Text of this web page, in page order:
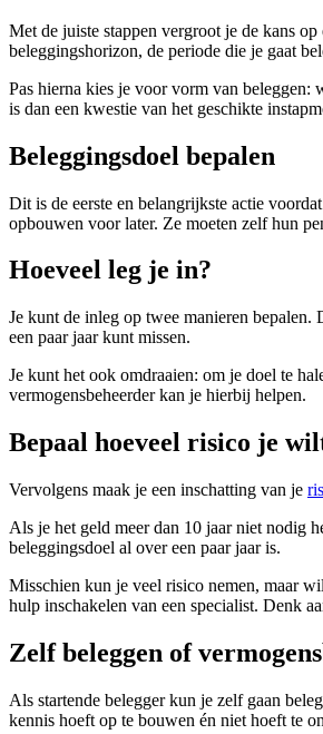
Met de juiste stappen vergroot je de kans
beleggingshorizon, de periode die je gaat
Pas hierna kies je voor vorm van beleggen:
is dan een kwestie van het geschikte
Beleggingsdoel bepalen
Dit is de eerste en belangrijkste actie
opbouwen voor later. Ze moeten zelf hun
Hoeveel leg je in?
Je kunt de inleg op twee manieren bepalen.
een paar jaar kunt missen.
Je kunt het ook omdraaien: om je doel te
vermogensbeheerder kan je hierbij helpen.
Bepaal hoeveel risico je
Vervolgens maak je een inschatting van je
Als je het geld meer dan 10 jaar niet nodig
beleggingsdoel al over een paar jaar is.
Misschien kun je veel risico nemen, maar
hulp inschakelen van een specialist. Denk
Zelf beleggen of
Als startende belegger kun je zelf gaan
kennis hoeft op te bouwen én niet hoeft te